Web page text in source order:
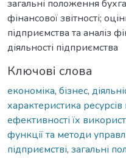
загальні положення
фінансової звітності;
підприємства та аналіз
діяльності підприємства
Ключові слова
економіка, бізнес,
характеристика
ефективності їх
функції та методи
підприємстві, загальні